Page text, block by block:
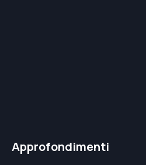
Approfondimenti